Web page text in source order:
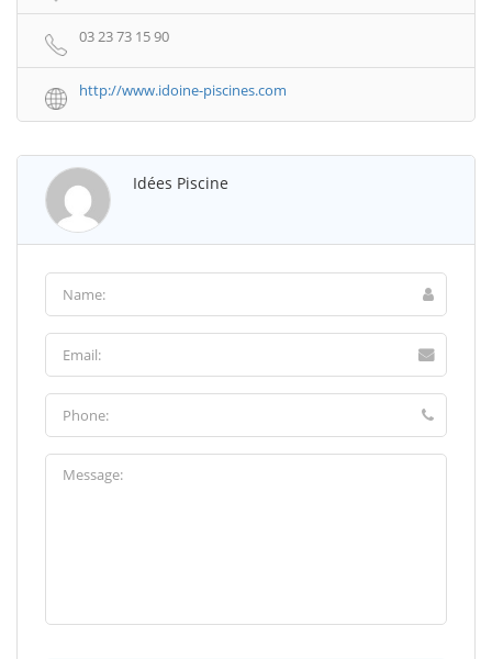
03 23 73 15 90
http://www.idoine-piscines.com
Idées Piscine